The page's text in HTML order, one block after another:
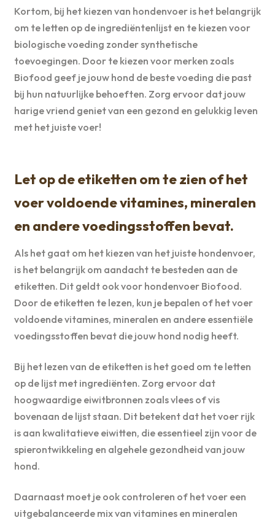
Kortom, bij het kiezen van hondenvoer is het belangrijk
om te letten op de ingrediëntenlijst en te kiezen voor
biologische voeding zonder synthetische
toevoegingen. Door te kiezen voor merken zoals
Biofood geef je jouw hond de beste voeding die past
bij hun natuurlijke behoeften. Zorg ervoor dat jouw
harige vriend geniet van een gezond en gelukkig leven
met het juiste voer!
Let op de etiketten om te zien of het
voer voldoende vitamines, mineralen
en andere voedingsstoffen bevat.
Als het gaat om het kiezen van het juiste hondenvoer,
is het belangrijk om aandacht te besteden aan de
etiketten. Dit geldt ook voor hondenvoer Biofood.
Door de etiketten te lezen, kun je bepalen of het voer
voldoende vitamines, mineralen en andere essentiële
voedingsstoffen bevat die jouw hond nodig heeft.
Bij het lezen van de etiketten is het goed om te letten
op de lijst met ingrediënten. Zorg ervoor dat
hoogwaardige eiwitbronnen zoals vlees of vis
bovenaan de lijst staan. Dit betekent dat het voer rijk
is aan kwalitatieve eiwitten, die essentieel zijn voor de
spierontwikkeling en algehele gezondheid van jouw
hond.
Daarnaast moet je ook controleren of het voer een
uitgebalanceerde mix van vitamines en mineralen